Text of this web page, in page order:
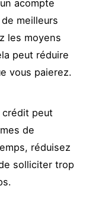
acompte
meilleurs
les moyens
peut réduire
vous paierez.
crédit peut
de
réduisez
solliciter trop